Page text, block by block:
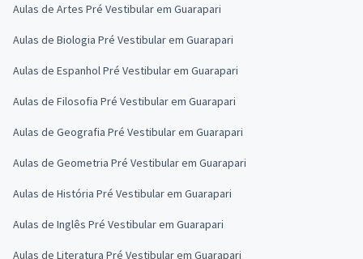
Aulas de Artes Pré Vestibular em Guarapari
Aulas de Biologia Pré Vestibular em Guarapari
Aulas de Espanhol Pré Vestibular em Guarapari
Aulas de Filosofia Pré Vestibular em Guarapari
Aulas de Geografia Pré Vestibular em Guarapari
Aulas de Geometria Pré Vestibular em Guarapari
Aulas de História Pré Vestibular em Guarapari
Aulas de Inglês Pré Vestibular em Guarapari
Aulas de Literatura Pré Vestibular em Guarapari